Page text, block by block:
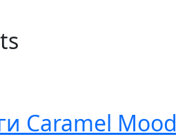
Caramel Mood